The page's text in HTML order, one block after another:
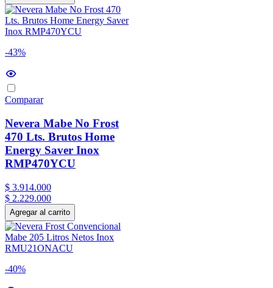
-43%
Comparar
Nevera Mabe No Frost
470 Lts. Brutos Home
Energy Saver Inox
RMP470YCU
$ 3.914.000
$ 2.229.000
Agregar al carrito
-40%